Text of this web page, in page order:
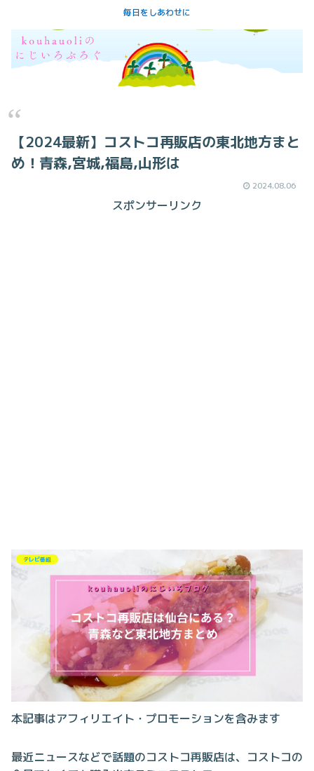
毎日をしあわせに
【2024最新】コストコ再販店の東北地方まと
め！青森,宮城,福島,山形は
2024.08.06
スポンサーリンク
テレビ番組
本記事はアフィリエイト・プロモーションを含みます
最近ニュースなどで話題のコストコ再販店は、コストコの